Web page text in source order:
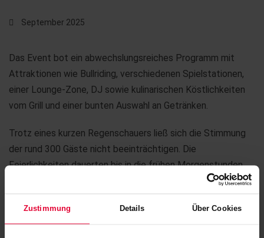
Zustimmung Details Über Cookies
September 2025
Das Event bot ein abwechslungsreiches Programm mit
Attraktionen wie Bullriding, verschiedenen Spielstationen,
einer Lounge-Zone, DJ sowie kulinarischen Köstlichkeiten
vom Grill und einer bunten Auswahl an Getränken.
Trotz eines kurzen Regenschauers ließ sich die Stimmung
der rund 300 Gäste nicht beeinträchtigen. Die
Feierlichkeiten dauerten bis in die frühen Morgenstunden
und wurden begleitet von Musik, Tanz und ausgelassener
Stimmung. Ein gelungenes Fest und ein weiterer Schritt zu
einem noch stärkeren Gemeinschaftsgefühl der
Mitarbeiterinnen und Mitarbeiter, die von den